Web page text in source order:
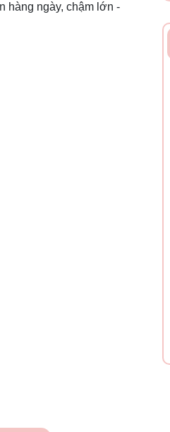
hàng ngày, chậm lớn -
khi sức đề kháng của cơ